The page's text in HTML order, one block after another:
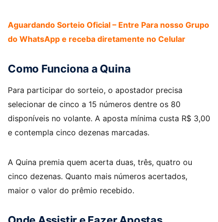
Aguardando Sorteio Oficial – Entre Para nosso Grupo
do WhatsApp e receba diretamente no Celular
Como Funciona a Quina
Para participar do sorteio, o apostador precisa
selecionar de cinco a 15 números dentre os 80
disponíveis no volante. A aposta mínima custa R$ 3,00
e contempla cinco dezenas marcadas.
A Quina premia quem acerta duas, três, quatro ou
cinco dezenas. Quanto mais números acertados,
maior o valor do prêmio recebido.